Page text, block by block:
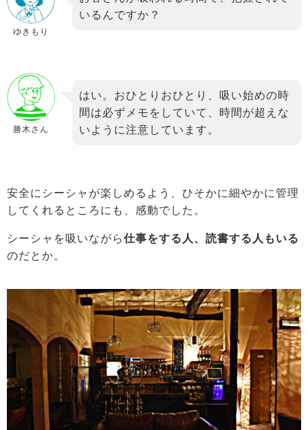
ゆきもり
いるんですか？
勝木さん
はい。おひとりおひとり、吸い始めの時
間は必ずメモをしていて、時間が超えな
いように注意しています。
安全にシーシャが楽しめるよう、ひそかに細やかに管理
してくれるところにも、感動でした。
シーシャを吸いながら仕事をする人、読書する人もいる
のだとか。